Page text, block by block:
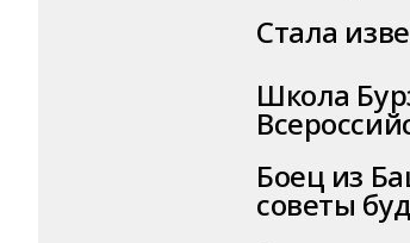
Стала
Школа
Боец из
советы